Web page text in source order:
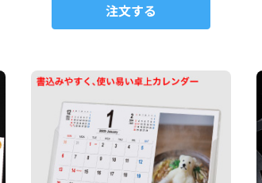
注文する